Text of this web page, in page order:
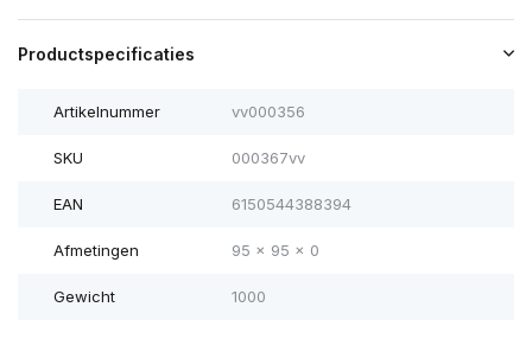
Productspecificaties
Artikelnummer vv000356
SKU 000367vv
EAN 6150544388394
Afmetingen 95 x 95 x 0
Gewicht 1000